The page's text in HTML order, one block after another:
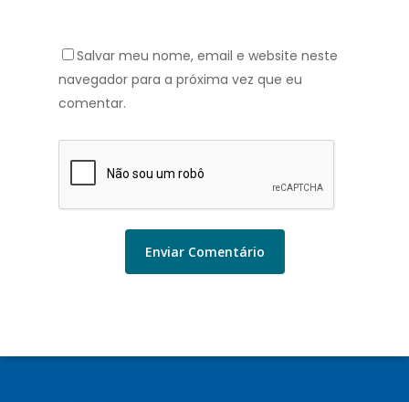
Salvar meu nome, email e website neste
navegador para a próxima vez que eu
comentar.